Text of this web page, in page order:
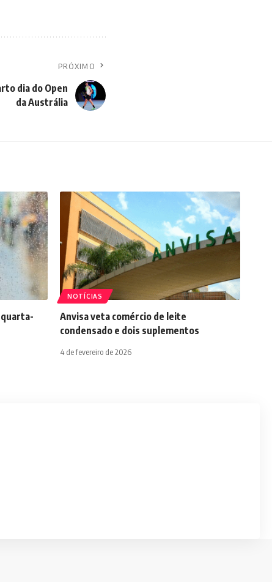
PRÓXIMO
dia do Open
da Austrália
NOTÍCIAS
Anvisa veta comércio de leite
condensado e dois suplementos
4 de fevereiro de 2026